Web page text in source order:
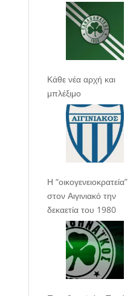
Κάθε νέα αρχή και
μπλέξιμο
Η “οικογενειοκρατεία”
στον Αιγινιακό την
δεκαετία του 1980